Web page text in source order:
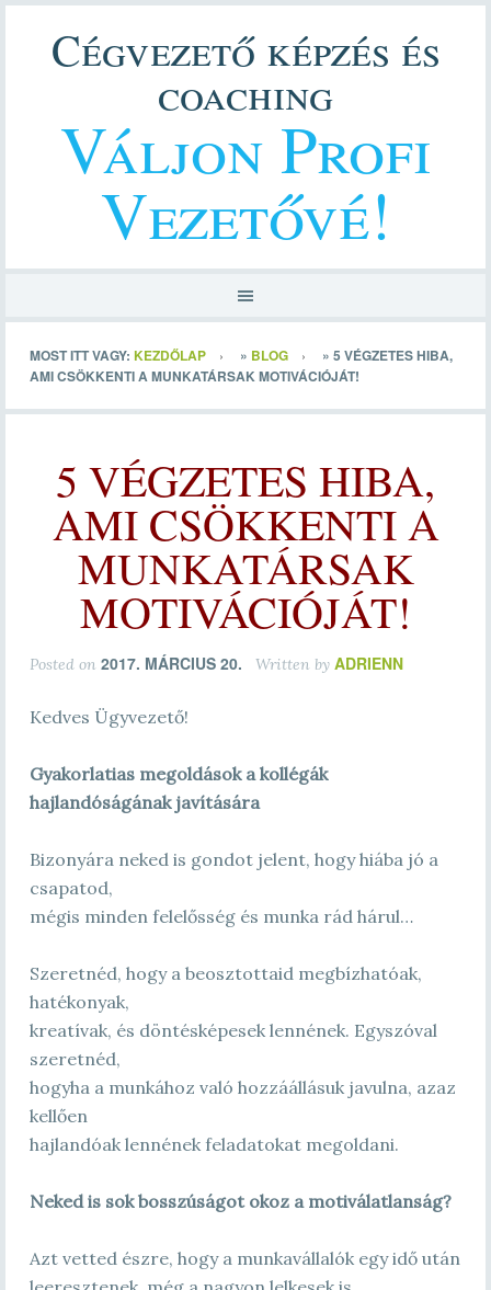
Cégvezető képzés és
coaching
Váljon Profi
Vezetővé!
MOST ITT VAGY: KEZDŐLAP » BLOG » 5 VÉGZETES HIBA,
AMI CSÖKKENTI A MUNKATÁRSAK MOTIVÁCIÓJÁT!
5 VÉGZETES HIBA,
AMI CSÖKKENTI A
MUNKATÁRSAK
MOTIVÁCIÓJÁT!
Posted on 2017. MÁRCIUS 20. Written by ADRIENN
Kedves Ügyvezető!
Gyakorlatias megoldások a kollégák
hajlandóságának javítására
Bizonyára neked is gondot jelent, hogy hiába jó a
csapatod,
mégis minden felelősség és munka rád hárul…
Szeretnéd, hogy a beosztottaid megbízhatóak,
hatékonyak,
kreatívak, és döntésképesek lennének. Egyszóval
szeretnéd,
hogyha a munkához való hozzáállásuk javulna, azaz
kellően
hajlandóak lennének feladatokat megoldani.
Neked is sok bosszúságot okoz a motiválatlanság?
Azt vetted észre, hogy a munkavállalók egy idő után